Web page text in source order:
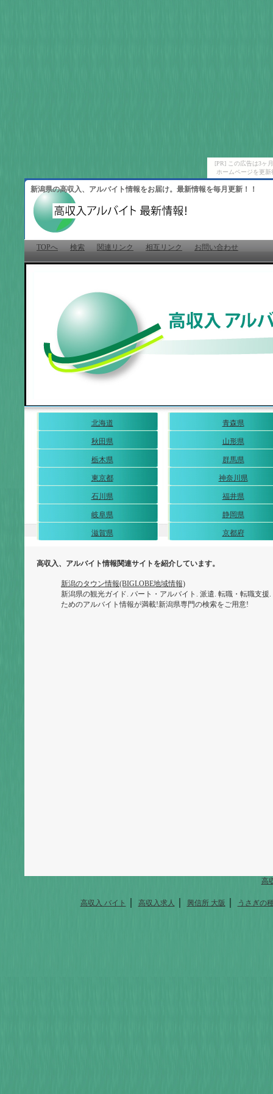
[PR] この広告は3ヶ
ホームページを更
新潟県の高収入、アルバイト情報をお届け。最新情報を毎月更新！！
TOPへ 検索 関連リンク 相互リンク お問い合わせ
北海道 青森県
秋田県 山形県
栃木県 群馬県
東京都 神奈川県
石川県 福井県
岐阜県 静岡県
滋賀県 京都府
高収入、アルバイト情報関連サイトを紹介しています。
新潟のタウン情報(BIGLOBE地域情報)
新潟県の観光ガイド. パート・アルバイト. 派遣. 転職・転職支
ためのアルバイト情報が満載!新潟県専門の検索をご用意!
高
高収入 バイト 高収入求人 興信所 大阪 うさぎの